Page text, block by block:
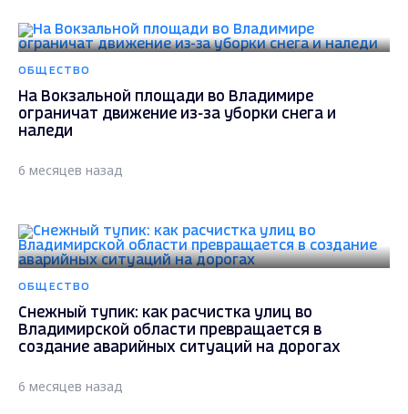
ОБЩЕСТВО
На Вокзальной площади во Владимире
ограничат движение из-за уборки снега и
наледи
6 месяцев назад
ОБЩЕСТВО
Снежный тупик: как расчистка улиц во
Владимирской области превращается в
создание аварийных ситуаций на дорогах
6 месяцев назад